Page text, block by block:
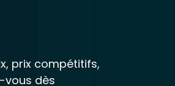
prix compétitifs,
vous dès